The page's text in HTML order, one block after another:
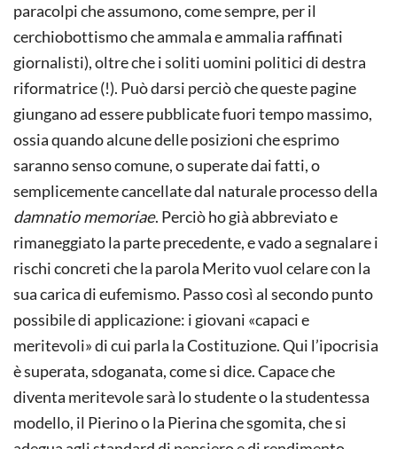
paracolpi che assumono, come sempre, per il
cerchiobottismo che ammala e ammalia raffinati
giornalisti), oltre che i soliti uomini politici di destra
riformatrice (!). Può darsi perciò che queste pagine
giungano ad essere pubblicate fuori tempo massimo,
ossia quando alcune delle posizioni che esprimo
saranno senso co­mune, o superate dai fatti, o
semplicemente cancellate dal naturale processo della
damnatio memoriae. Perciò ho già abbreviato e
rimaneggiato la parte precedente, e vado a segnalare i
rischi concreti che la parola Merito vuol celare con la
sua carica di eufemismo. Passo così al secondo punto
possibile di applicazione: i giovani «capaci e
meritevoli» di cui parla la Costituzione. Qui l’ipocrisia
è superata, sdoganata, come si dice. Capace che
diventa meri­tevole sarà lo studente o la studentessa
modello, il Pierino o la Pierina che sgomita, che si